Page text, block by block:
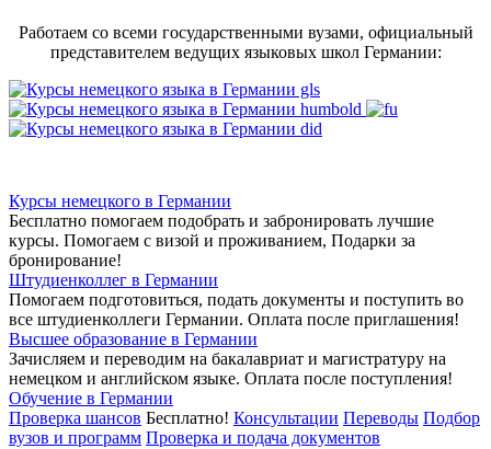
Работаем со всеми государственными вузами, официальный
представителем ведущих языковых школ Германии:
Курсы немецкого в Германии
Бесплатно помогаем подобрать и забронировать лучшие
курсы. Помогаем с визой и проживанием, Подарки за
бронирование!
Штудиенколлег в Германии
Помогаем подготовиться, подать документы и поступить во
все штудиенколлеги Германии. Оплата после приглашения!
Высшее образование в Германии
Зачисляем и переводим на бакалавриат и магистратуру на
немецком и английском языке. Оплата после поступления!
Обучение в Германии
Проверка шансов Бесплатно! Консультации Переводы Подбор
вузов и программ Проверка и подача документов